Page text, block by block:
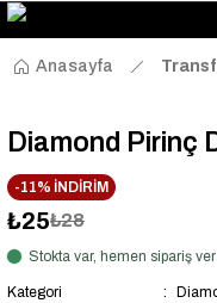
Size Özel "HG10" Kodu
Anasayfa
Diamond Pirinç
-11% İNDİRİM
₺25₺28
Stokta var, hemen sipariş ver
Kategori